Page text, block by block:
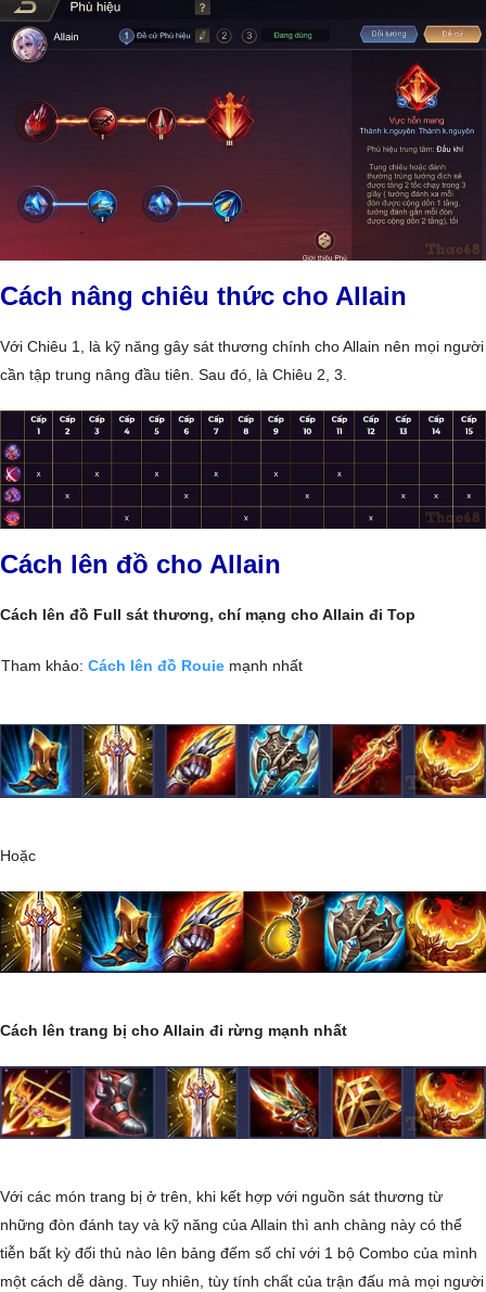
Cách nâng chiêu thức cho Allain
Với Chiêu 1, là kỹ năng gây sát thương chính cho Allain nên mọi người
cần tập trung nâng đầu tiên. Sau đó, là Chiêu 2, 3.
Cách lên đồ cho Allain
Cách lên đồ Full sát thương, chí mạng cho Allain đi Top
Tham khảo: Cách lên đồ Rouie mạnh nhất
Hoặc
Cách lên trang bị cho Allain đi rừng mạnh nhất
Với các món trang bị ở trên, khi kết hợp với nguồn sát thương từ
những đòn đánh tay và kỹ năng của Allain thì anh chàng này có thể
tiễn bất kỳ đối thủ nào lên bảng đếm số chỉ với 1 bộ Combo của mình
một cách dễ dàng. Tuy nhiên, tùy tính chất của trận đấu mà mọi người